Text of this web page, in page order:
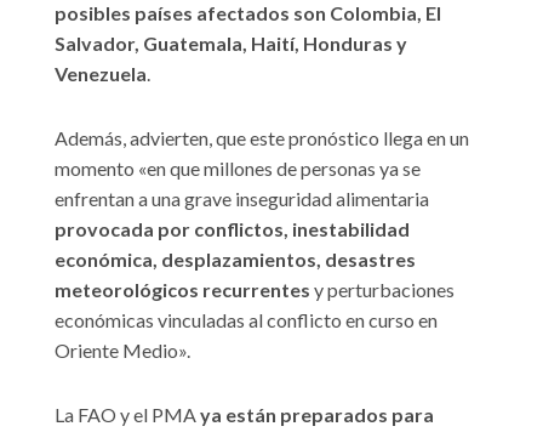
posibles países afectados son Colombia, El
Salvador, Guatemala, Haití, Honduras y
Venezuela.
Además, advierten, que este pronóstico llega en un
momento «en que millones de personas ya se
enfrentan a una grave inseguridad alimentaria
provocada por conflictos, inestabilidad
económica, desplazamientos, desastres
meteorológicos recurrentes y perturbaciones
económicas vinculadas al conflicto en curso en
Oriente Medio».
La FAO y el PMAya están preparados para